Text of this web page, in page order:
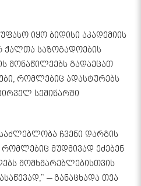
იყო ბიდისი აკადემიის
ქალთა საზოგადოების
მონაწილეებს გადაეცათ
რომლებიც ადასტურებს
პირველ სემინარში
ჩვენი დარგის
მუდმივად ეძებენ
მომხმარებლებისთვის
– განაცხადა თეა